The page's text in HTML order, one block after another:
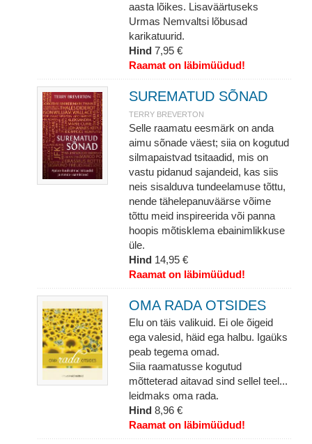
aasta lõikes. Lisaväärtuseks
Urmas Nemvaltsi lõbusad
karikatuurid.
Hind 7,95 €
Raamat on läbimüüdud!
SUREMATUD SÕNAD
TERRY BREVERTON
Selle raamatu eesmärk on anda
aimu sõnade väest; siia on kogutud
silmapaistvad tsitaadid, mis on
vastu pidanud sajandeid, kas siis
neis sisalduva tundeelamuse tõttu,
nende tähelepanuväärse võime
tõttu meid inspireerida või panna
hoopis mõtisklema ebainimlikkuse
üle.
Hind 14,95 €
Raamat on läbimüüdud!
OMA RADA OTSIDES
Elu on täis valikuid. Ei ole õigeid
ega valesid, häid ega halbu. Igaüks
peab tegema omad.
Siia raamatusse kogutud
mõtteterad aitavad sind sellel teel...
leidmaks oma rada.
Hind 8,96 €
Raamat on läbimüüdud!